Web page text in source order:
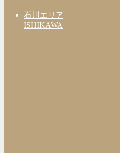
石川エリア
ISHIKAWA